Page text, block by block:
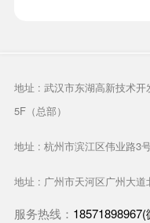
地址 : 武汉市东湖高新技术
5F（总部）
地址 : 杭州市滨江区伟业路3
地址 : 广州市天河区广州大道
服务热线：